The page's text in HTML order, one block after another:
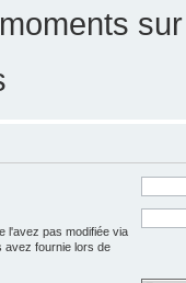
l'avez pas modifiée via
avez fournie lors de